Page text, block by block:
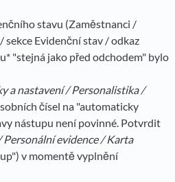
stavu (Zaměstnanci /
Evidenční stav / odkaz
"stejná jako před odchodem" bylo
a nastavení / Personalistika /
čísel na "automaticky
nástupu není povinné. Potvrdit
evidence / Karta
v momentě vyplnění